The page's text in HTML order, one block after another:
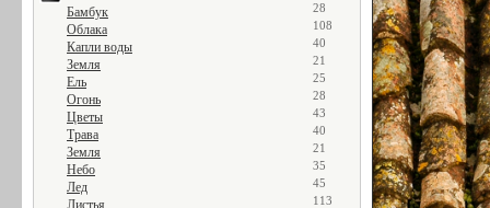
Бамбук 28
Облака 108
Капли воды 40
Земля 21
Ель 25
Огонь 28
Цветы 43
Трава 40
Земля 21
Небо 35
Лед 45
Листья 113